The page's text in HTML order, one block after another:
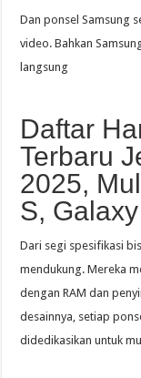
Dan ponsel Samsung
video. Bahkan
langsung
Daftar
Terbaru
2025,
S,
Dari segi spesifikasi
mendukung. Mereka
dengan RAM dan
desainnya, setiap
didedikasikan untuk